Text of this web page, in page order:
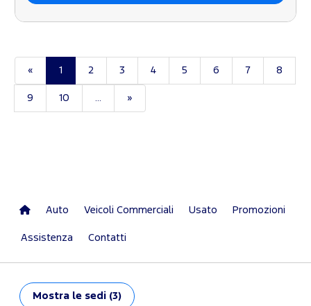
« 1 2 3 4 5 6 7 8
9 10 »
Auto Veicoli Commerciali Usato Promozioni
Assistenza Contatti
Mostra le sedi (3)